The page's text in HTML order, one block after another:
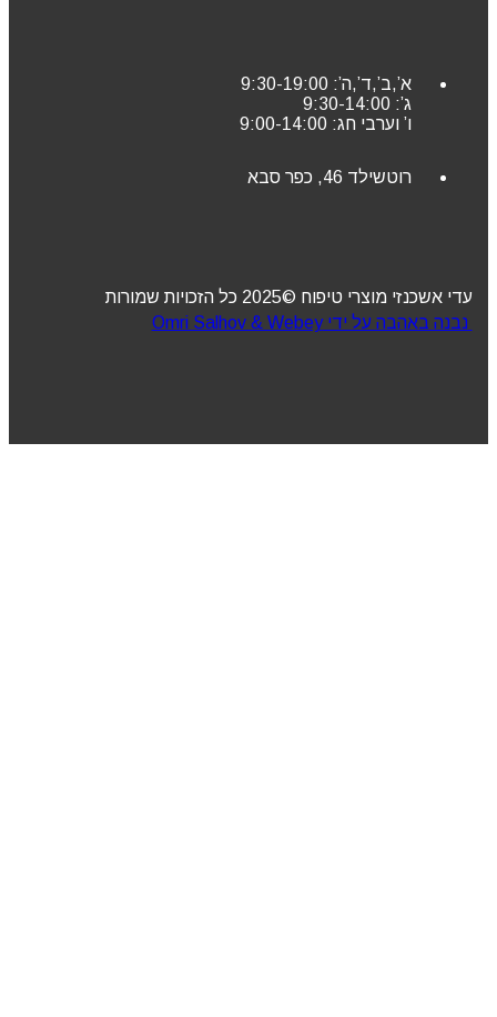
א’,ב’,ד’,ה’: 9:30-19:00
ג’: 9:30-14:00
ו’ וערבי חג: 9:00-14:00
רוטשילד 46, כפר סבא
עדי אשכנזי מוצרי טיפוח ©2025 כל הזכויות שמורות
נבנה באהבה על ידי Omri Salhov & Webey